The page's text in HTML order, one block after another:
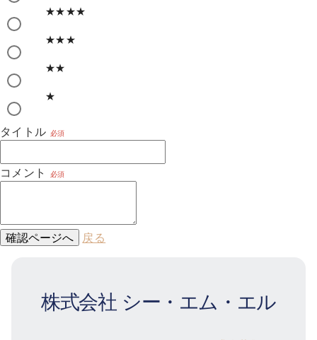
★★★★
★★★
★★
★
タイトル 必須
コメント 必須
確認ページへ 戻る
株式会社 シー・エム・エル